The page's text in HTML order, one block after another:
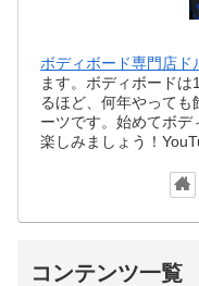
ボディボード専門店ド
ます。ボディボード
るほど、何年やっても
ーツです。始めてボデ
楽しみましょう！
コンテンツ一覧